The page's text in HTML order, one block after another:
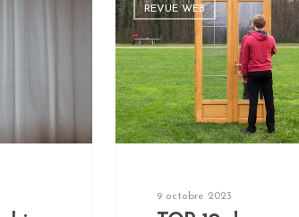
REVUE WEB
9 octobre 2023